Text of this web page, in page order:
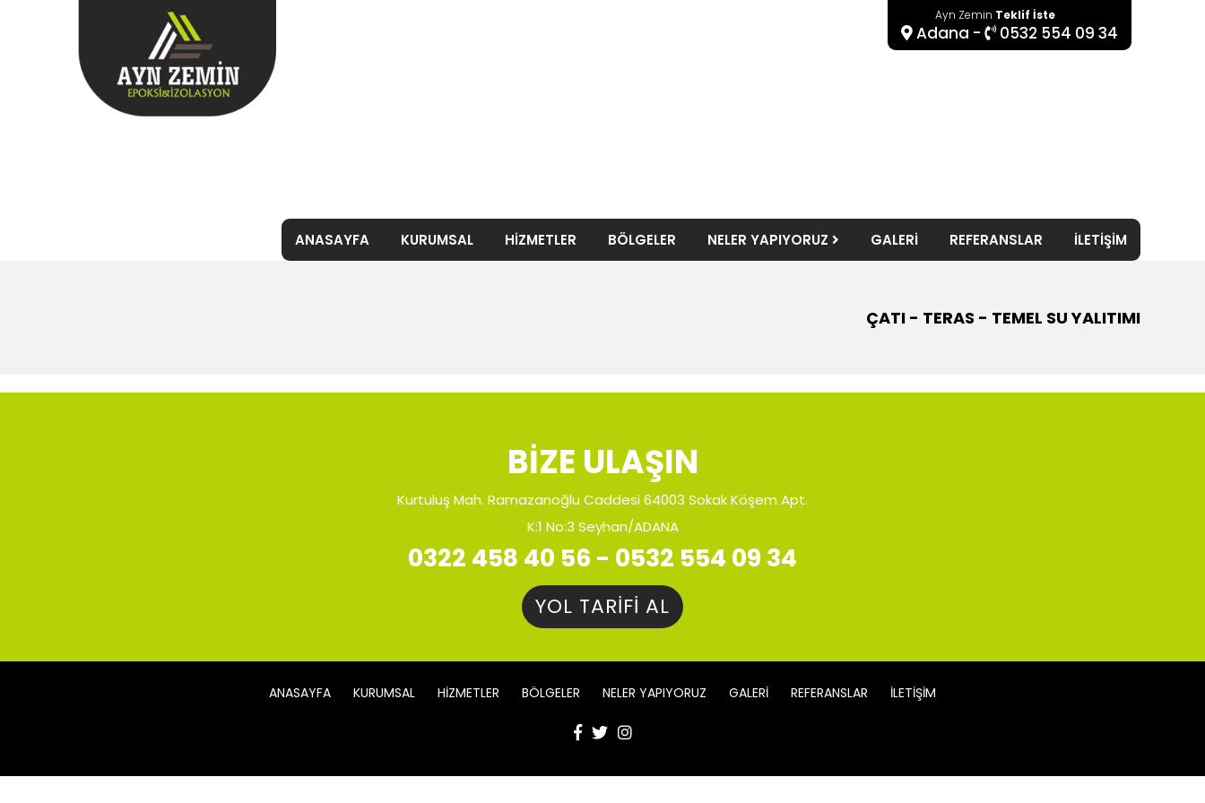
Ayn Zemin Teklif İste
Adana - 0532 554 09 34
ANASAYFA KURUMSAL HİZMETLER BÖLGELER NELER YAPIYORUZ GALERİ REFERANSLAR İLETİŞİM
ÇATI - TERAS - TEMEL SU YALITIMI
BİZE ULAŞIN
Kurtuluş Mah. Ramazanoğlu Caddesi 64003 Sokak Köşem Apt.
K:1 No:3 Seyhan/ADANA
0322 458 40 56 - 0532 554 09 34
YOL TARİFİ AL
ANASAYFA KURUMSAL HİZMETLER BÖLGELER NELER YAPIYORUZ GALERİ REFERANSLAR İLETİŞİM